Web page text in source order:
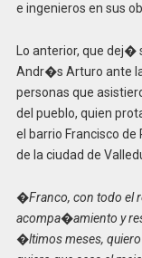
e ingenieros en sus
Lo anterior, que
Andr�s Arturo ante
personas que
del pueblo, quien
el barrio Francisco
de la ciudad de
�Franco, con todo el
acompa�amiento y
�ltimos meses, quiero